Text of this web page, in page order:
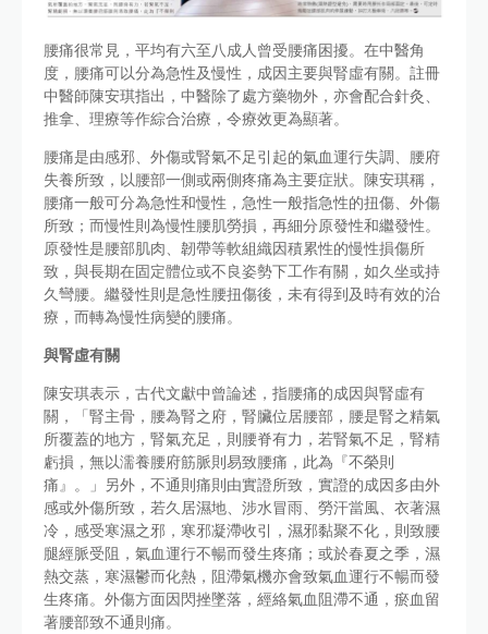
腰痛很常見，平均有六至八成人曾受腰痛困擾。在中醫角
度，腰痛可以分為急性及慢性，成因主要與腎虛有關。註冊
中醫師陳安琪指出，中醫除了處方藥物外，亦會配合針灸、
推拿、理療等作綜合治療，令療效更為顯著。
腰痛是由感邪、外傷或腎氣不足引起的氣血運行失調、腰府
失養所致，以腰部一側或兩側疼痛為主要症狀。陳安琪稱，
腰痛一般可分為急性和慢性，急性一般指急性的扭傷、外傷
所致；而慢性則為慢性腰肌勞損，再細分原發性和繼發性。
原發性是腰部肌肉、韌帶等軟組織因積累性的慢性損傷所
致，與長期在固定體位或不良姿勢下工作有關，如久坐或持
久彎腰。繼發性則是急性腰扭傷後，未有得到及時有效的治
療，而轉為慢性病變的腰痛。
與腎虛有關
陳安琪表示，古代文獻中曾論述，指腰痛的成因與腎虛有
關，「腎主骨，腰為腎之府，腎臟位居腰部，腰是腎之精氣
所覆蓋的地方，腎氣充足，則腰脊有力，若腎氣不足，腎精
虧損，無以濡養腰府筋脈則易致腰痛，此為『不榮則
痛』。」另外，不通則痛則由實證所致，實證的成因多由外
感或外傷所致，若久居濕地、涉水冒雨、勞汗當風、衣著濕
冷，感受寒濕之邪，寒邪凝滯收引，濕邪黏聚不化，則致腰
腿經脈受阻，氣血運行不暢而發生疼痛；或於春夏之季，濕
熱交蒸，寒濕鬱而化熱，阻滯氣機亦會致氣血運行不暢而發
生疼痛。外傷方面因閃挫墜落，經絡氣血阻滯不通，瘀血留
著腰部致不通則痛。